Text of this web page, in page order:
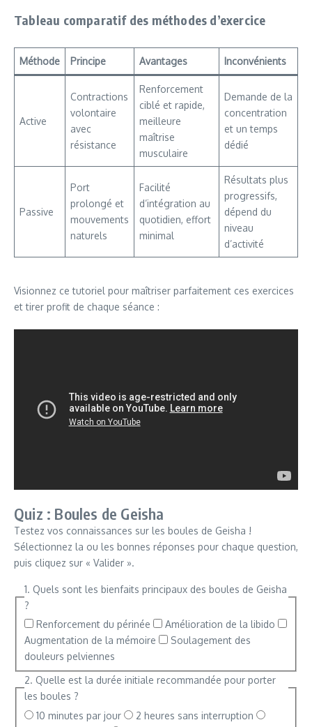
Tableau comparatif des méthodes d’exercice
Méthode Principe Avantages Inconvénients
Active
Contractions
volontaire
avec
résistance
Renforcement
ciblé et rapide,
meilleure
maîtrise
musculaire
Demande de la
concentration
et un temps
dédié
Passive
Port
prolongé et
mouvements
naturels
Facilité
d’intégration au
quotidien, effort
minimal
Résultats plus
progressifs,
dépend du
niveau
d’activité
Visionnez ce tutoriel pour maîtriser parfaitement ces exercices
et tirer profit de chaque séance :
Quiz : Boules de Geisha
Testez vos connaissances sur les boules de Geisha !
Sélectionnez la ou les bonnes réponses pour chaque question,
puis cliquez sur « Valider ».
1. Quels sont les bienfaits principaux des boules de Geisha
?
Renforcement du périnée
Amélioration de la libido
Augmentation de la mémoire
Soulagement des
douleurs pelviennes
2. Quelle est la durée initiale recommandée pour porter
les boules ?
10 minutes par jour
2 heures sans interruption